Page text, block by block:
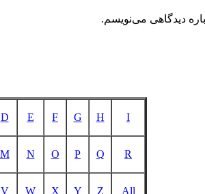
دیدگاهی می‌نویسم.
I
H
G
F
E
D
R
Q
P
O
N
M
All
Z
Y
X
W
V